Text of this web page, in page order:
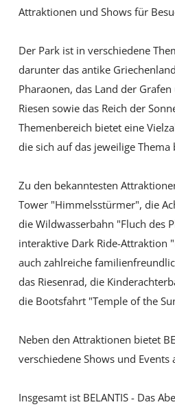
Attraktionen und Shows für
Der Park ist in verschiedene
darunter das antike
Pharaonen, das Land der
Riesen sowie das Reich der
Themenbereich bietet eine
die sich auf das jeweilige Thema
Zu den bekanntesten
Tower "Himmelsstürmer", die
die Wildwasserbahn "Fluch des
interaktive Dark Ride-Attraktion
auch zahlreiche
das Riesenrad, die
die Bootsfahrt "Temple of the
Neben den Attraktionen bietet
verschiedene Shows und Events
Insgesamt ist BELANTIS - Das